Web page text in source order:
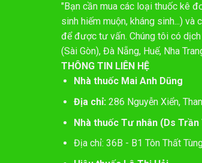
"Bạn cần mua các loại thuốc kê
sinh hiếm muộn, kháng sinh...)
để được tư vấn. Chúng tôi có
(Sài Gòn), Đà Nẵng, Huế, Nha
THÔNG TIN LIÊN HỆ
Nhà thuốc Mai Anh Dũng
Địa chỉ:286 Nguyễn Xiển,
Nhà thuốc Tư nhân (Ds Trần
Địa chỉ: 36B - B1 Tôn Thất